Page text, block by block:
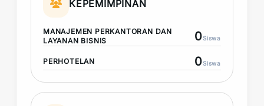
KEPEMIMPINAN
MANAJEMEN PERKANTORAN DAN
LAYANAN BISNIS
0Siswa
PERHOTELAN 0Siswa